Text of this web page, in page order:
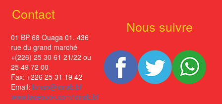
Contact
01 BP 68 Ouaga 01. 436
rue du grand marché
+(226) 25 30 61 21/22 ou
25 49 72 00
Fax: +226 25 31 19 42
Email: lonab@lonab.bf
www.facebook.com/lonab.bf
Nous suivre